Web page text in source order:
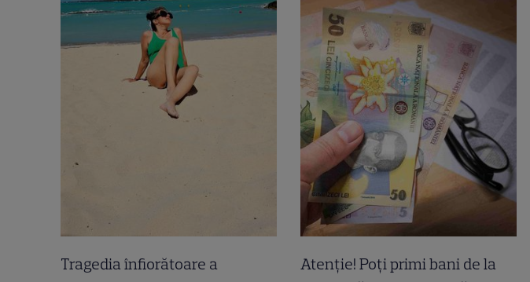
Tragedia înfiorătoare a
Atenție! Poți primi bani de la